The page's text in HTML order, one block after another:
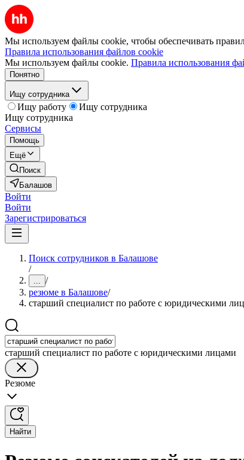
Мы используем файлы cookie, чтобы обеспечивать
Правила использования файлов cookie
Мы используем файлы cookie. Правила использования
Понятно
Ищу сотрудника
Ищу работу
Ищу сотрудника
Ищу сотрудника
Сервисы
Помощь
Ещё
Поиск
Балашов
Войти
Войти
Зарегистрироваться
Поиск сотрудников в Балашове
/
... /
резюме в Балашове/
старший специалист по работе с юридическими
старший специалист по работе с юридическими лицами
Резюме
Найти